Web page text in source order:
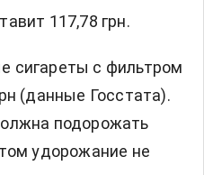
117,78 грн.
сигареты с фильтром
(данные Госстата).
подорожать
удорожание не